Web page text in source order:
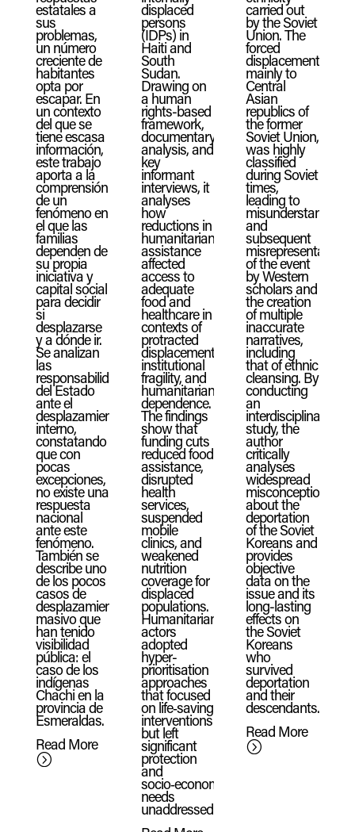
estatales a
sus
problemas,
un número
creciente de
habitantes
opta por
escapar. En
un contexto
del que se
tiene escasa
información,
este trabajo
aporta a la
comprensión
de un
fenómeno en
el que las
familias
dependen de
su propia
iniciativa y
capital social
para decidir
si
desplazarse
y a dónde ir.
Se analizan
las
responsabilidades
del Estado
ante el
desplazamiento
interno,
constatando
que con
pocas
excepciones,
no existe una
respuesta
nacional
ante este
fenómeno.
También se
describe uno
de los pocos
casos de
desplazamiento
masivo que
han tenido
visibilidad
pública: el
caso de los
indígenas
Chachi en la
provincia de
Esmeraldas.
Read More
=
displaced
persons
(IDPs) in
Haiti and
South
Sudan.
Drawing on
a human
rights-based
framework,
documentary
analysis, and
key
informant
interviews, it
analyses
how
reductions in
humanitarian
assistance
affected
access to
adequate
food and
healthcare in
contexts of
protracted
displacement,
institutional
fragility, and
humanitarian
dependence.
The findings
show that
funding cuts
reduced food
assistance,
disrupted
health
services,
suspended
mobile
clinics, and
weakened
nutrition
coverage for
displaced
populations.
Humanitarian
actors
adopted
hyper-
prioritisation
approaches
that focused
on life‑saving
interventions
but left
significant
protection
and
socio‑economic
needs
unaddressed.
carried out
by the Soviet
Union. The
forced
displacement,
mainly to
Central
Asian
republics of
the former
Soviet Union,
was highly
classified
during Soviet
times,
leading to
misunderstandings
and
subsequent
misrepresentations
of the event
by Western
scholars and
the creation
of multiple
inaccurate
narratives,
including
that of ethnic
cleansing. By
conducting
an
interdisciplinary
study, the
author
critically
analyses
widespread
misconceptions
about the
deportation
of the Soviet
Koreans and
provides
objective
data on the
issue and its
long-lasting
effects on
the Soviet
Koreans
who
survived
deportation
and their
descendants.
Read More
=